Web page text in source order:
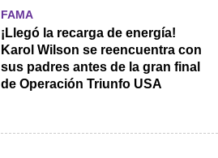
FAMA
¡Llegó la recarga de energía!
Karol Wilson se reencuentra con
sus padres antes de la gran final
de Operación Triunfo USA